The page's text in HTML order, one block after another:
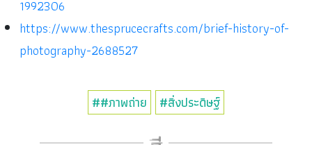
โดยกล้องรุ่นแรกที่อัดภาพออกมาให้เองอัตโนมัติในเวลาไม่ถึง
นาที คือ Polaroid Model 95 ซึ่งแม้จะมีราคาสูงในช่วงแรก แต่
ก็มีการพัฒนาในรุ่นต่อ ๆ มาสำหรับตลาดทั่วไป และทำให้โพลา
สิงหาคม 2554 และ พฤษภาคม 2561